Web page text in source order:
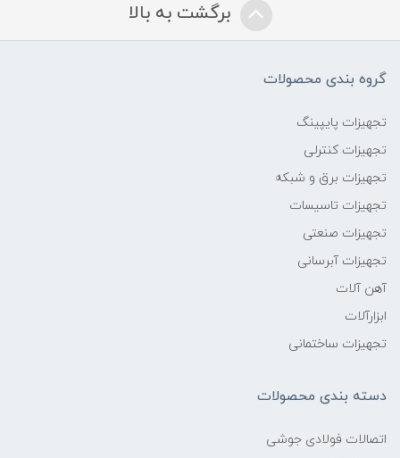
برگشت به بالا
گروه بندی محصولات
تجهیزات پایپینگ
تجهیزات کنترلی
تجهیزات برق و شبکه
تجهیزات تاسیسات
تجهیزات صنعتی
تجهیزات آبرسانی
آهن آلات
ابزارآلات
تجهیزات ساختمانی
دسته بندی محصولات
اتصالات فولادی جوشی